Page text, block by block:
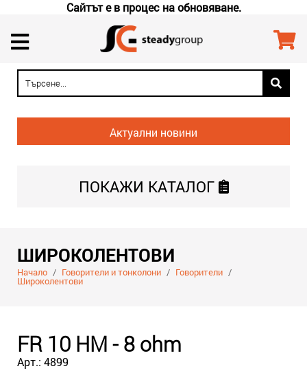
Сайтът е в процес на обновяване.
Актуални новини
ПОКАЖИ КАТАЛОГ
ШИРОКОЛЕНТОВИ
Начало / Говорители и тонколони / Говорители /
Широколентови
FR 10 HM - 8 ohm
Арт.: 4899